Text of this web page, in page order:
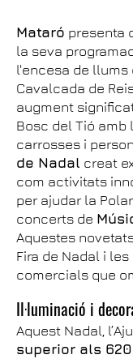
Mataró presenta
la seva
l'encesa de llums
Cavalcada de
augment
Bosc del Tió amb
carrosses i
de Nadal creat
com activitats
per ajudar la
concerts de
Aquestes
Fira de Nadal i
comercials que
Il·luminació i
Aquest Nadal,
superior als